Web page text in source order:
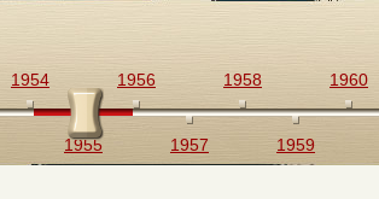
1954
1955
1956
1957
1958
1959
1960